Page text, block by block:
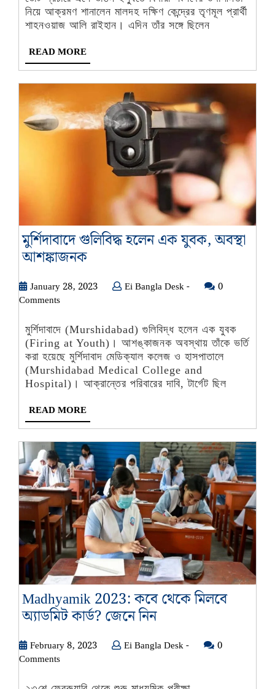
চড়ালেন
তৃণমূল
প্রার্থী
নিয়ে আক্রমণ শানালেন মালদহ দক্ষিণ কেন্দ্রের তৃণমূল প্রার্থী
শাহনওয়াজ আলি রাইহান। এদিন তাঁর সঙ্গে ছিলেন
READ MOREREAD
MORE
মুর্শিদাবাদে গুলিবিদ্ধ হলেন এক যুবক, অবস্থা
আশঙ্কাজনকমুর্শিদাবাদে
হলেন
যুবক,
অবস্থা
আশঙ্কাজনক
January 28, 2023JanuaryEi Bangla Desk -Ei
-
0
Comments
মুর্শিদাবাদে (Murshidabad) গুলিবিদ্ধ হলেন এক যুবক
(Firing at Youth)। আশঙ্কাজনক অবস্থায় তাঁকে ভর্তি
করা হয়েছে মুর্শিদাবাদ মেডিক্যাল কলেজ ও হাসপাতালে
(Murshidabad Medical College and
Hospital)। আক্রান্তের পরিবারের দাবি, টার্গেট ছিল
READ MOREREAD
MORE
Madhyamik 2023: কবে থেকে মিলবে
অ্যাডমিট কার্ড? জেনে নিনMadhyamik
কবে
February 8, 2023FebruaryEi Bangla Desk -Ei
-
0
Comments